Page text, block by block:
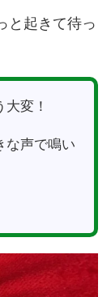
と起きて待っ
変！
な声で鳴い